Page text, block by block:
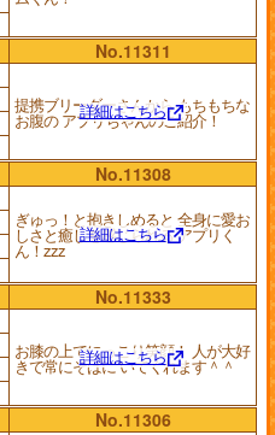
No.11311
提携ブリーダーさんから もちもちな
お腹の アプリちゃんのご紹介！
詳細はこちら
No.11308
ぎゅっ！と抱きしめると 全身に愛お
しさと癒しを感じられる アプリく
ん！zzz
詳細はこちら
No.11333
お膝の上でにっこり笑顔！ 人が大好
きで常にそばに いてくれます＾＾
詳細はこちら
No.11306